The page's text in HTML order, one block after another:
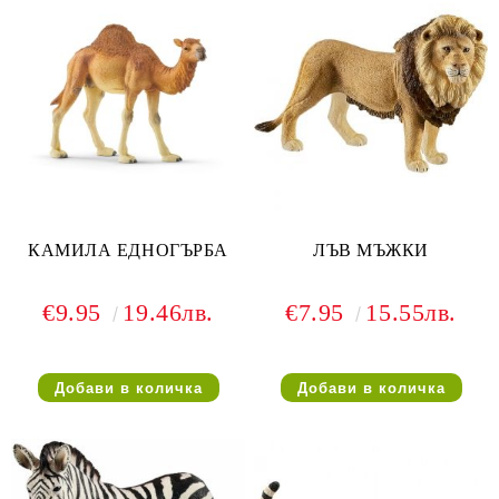
КАМИЛА ЕДНОГЪРБА
€9.95 19.46лв.
ЛЪВ МЪЖКИ
€7.95 15.55лв.